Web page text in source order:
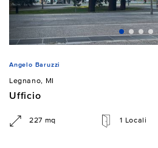
Angelo Baruzzi
Legnano, MI
Ufficio
227 mq 1 Locali